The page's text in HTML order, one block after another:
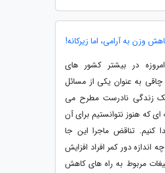
وزن به آرامی، اما زیرکانه!
امروزه در بیشتر کشور های
به عنوان یکی از مسائل
زندگی نادرست مطرح می
که هنوز نتوانستیم برای آن
کنیم. تناقض ماجرا این جا
اندازه دور کمر افراد افزایش
مربوط به راه های کاهش